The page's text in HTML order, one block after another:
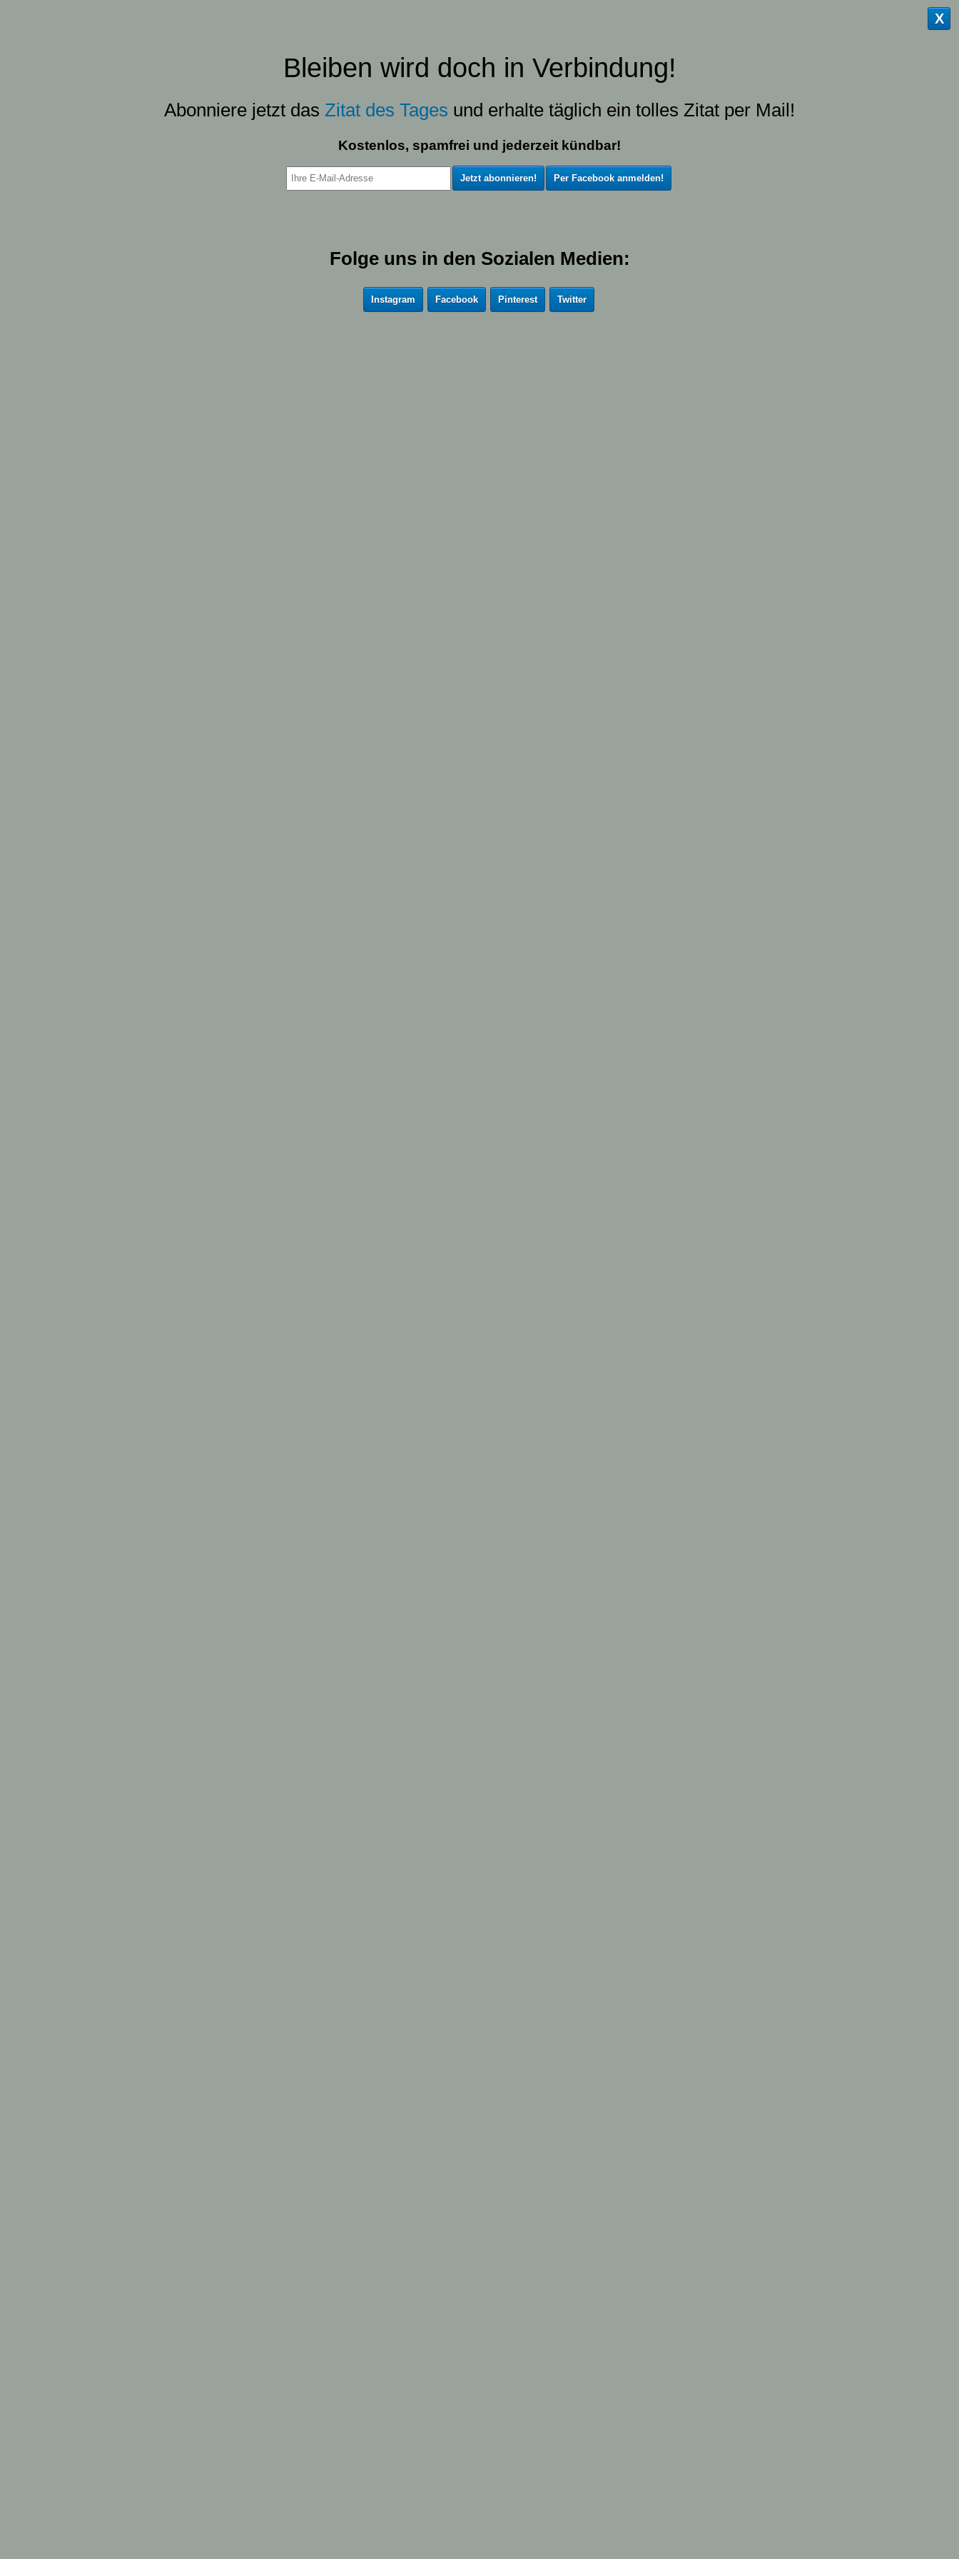
Bleiben wird doch in Verbindung!
Abonniere jetzt das Zitat des Tages und erhalte täglich ein tolles Zitat per Mail!
Kostenlos, spamfrei und jederzeit kündbar!
Per Facebook anmelden!
Folge uns in den Sozialen Medien:
Instagram Facebook Pinterest Twitter
X